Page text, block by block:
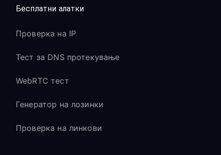
Бесплатни алатки
Проверка на IP
Тест за DNS протекување
WebRTC тест
Генератор на лозинки
Проверка на линкови